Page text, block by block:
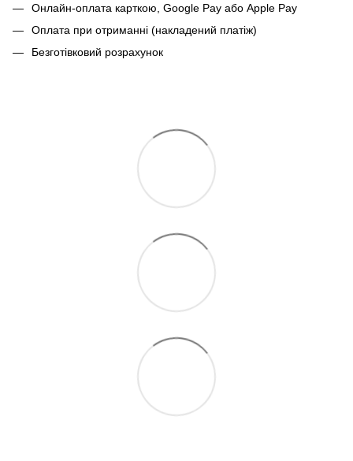
Онлайн-оплата карткою, Google Pay або Apple Pay
Оплата при отриманні (накладений платіж)
Безготівковий розрахунок